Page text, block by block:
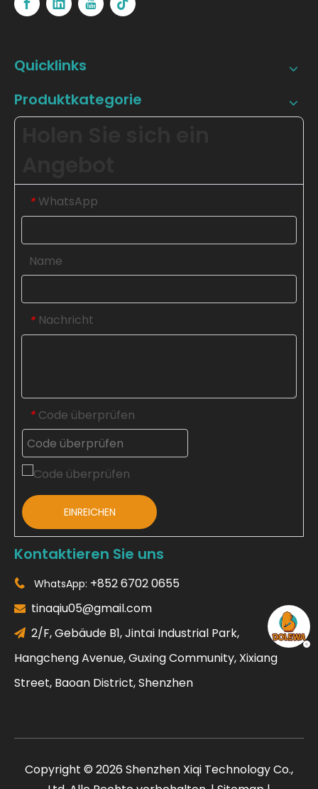
Quicklinks
Produktkategorie
* WhatsApp
Name
* Nachricht
* Code überprüfen
EINREICHEN
Kontaktieren Sie uns
 WhatsApp: +852 6702 0655
 tinaqiu05@gmail.com
 2/F, Gebäude B1, Jintai Industrial Park,
Hangcheng Avenue, Guxing Community, Xixiang
Street, Baoan District, Shenzhen
Copyright © 2026 Shenzhen Xiqi Technology Co.,